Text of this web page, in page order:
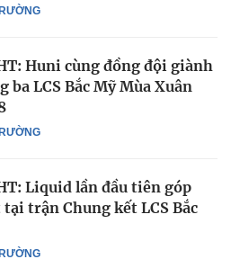
Huni cùng đồng đội giành
ba LCS Bắc Mỹ Mùa Xuân
Liquid lần đầu tiên góp
trận Chung kết LCS Bắc